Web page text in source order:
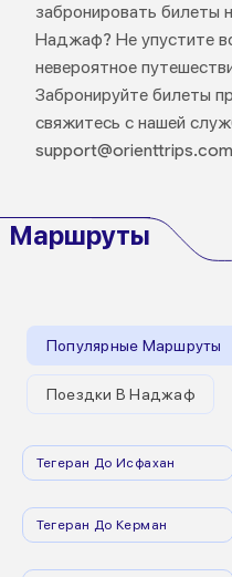
забронировать билеты
Наджаф? Не упустите
невероятное
Забронируйте билеты
свяжитесь с нашей
Маршруты
Популярные Маршруты
Поездки В Наджаф
Тегеран До Исфахан
Тегеран До Керман